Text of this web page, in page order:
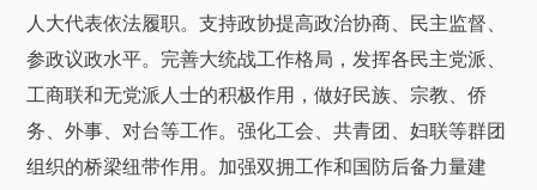
人大代表依法履职。支持政协提高政治协商、民主监督、
参政议政水平。完善大统战工作格局，发挥各民主党派、
工商联和无党派人士的积极作用，做好民族、宗教、侨
务、外事、对台等工作。强化工会、共青团、妇联等群团
组织的桥梁纽带作用。加强双拥工作和国防后备力量建